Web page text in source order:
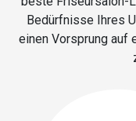
Bedürfnisse Ihres
einen Vorsprung auf